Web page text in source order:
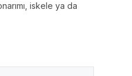
iskele ya da